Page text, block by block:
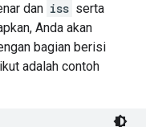
dan iss serta
Anda akan
bagian berisi
adalah contoh